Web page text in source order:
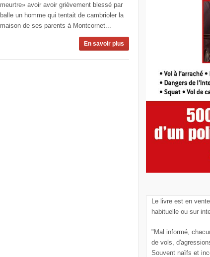
meurtre» avoir avoir grièvement blessé par
balle un homme qui tentait de cambrioler la
maison de ses parents à Montcornet...
En savoir plus
Le livre est en
habituelle ou sur
"Mal informé,
de vols,
Souvent naïfs et